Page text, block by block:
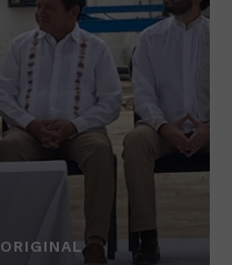
ORIGINAL